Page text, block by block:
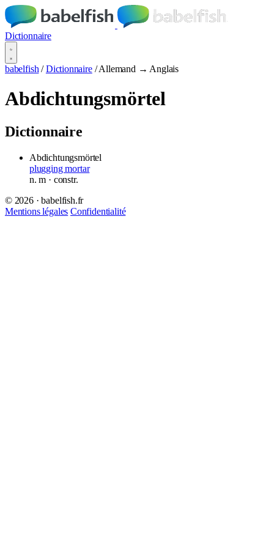
Dictionnaire
babelfish / Dictionnaire / Allemand → Anglais
Abdichtungsmörtel
Dictionnaire
Abdichtungsmörtel
plugging mortar
n.m · constr.
© 2026 · babelfish.fr
Mentions légales Confidentialité